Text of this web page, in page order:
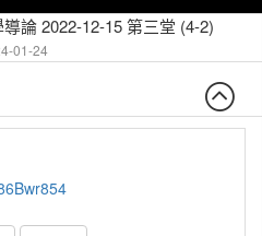
論 2022-12-15 第三堂 (4-2)
01-24